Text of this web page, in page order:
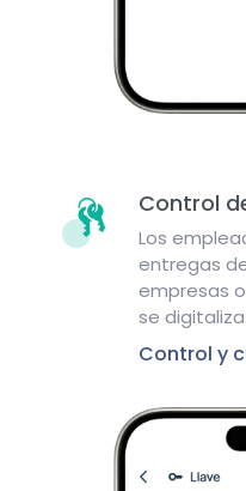
Control
Los
entregas
empresas
se digitaliza.
Control y